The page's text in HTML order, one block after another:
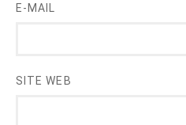
E-MAIL
SITE WEB